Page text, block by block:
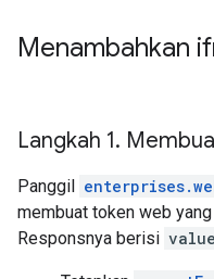
Menambahkan
Langkah 1.
Panggil
membuat token web
Responsnya berisi value